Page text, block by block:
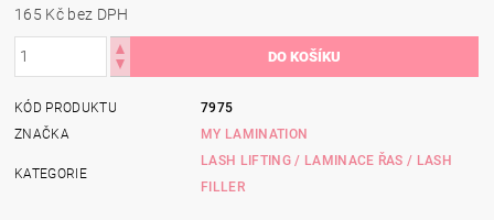
165 Kč bez DPH
KÓD PRODUKTU
7975
ZNAČKA
MY LAMINATION
KATEGORIE
LASH LIFTING / LAMINACE ŘAS / LASH
FILLER